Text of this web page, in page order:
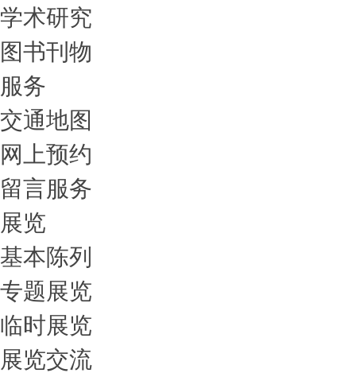
学术研究
图书刊物
服务
交通地图
网上预约
留言服务
展览
基本陈列
专题展览
临时展览
展览交流